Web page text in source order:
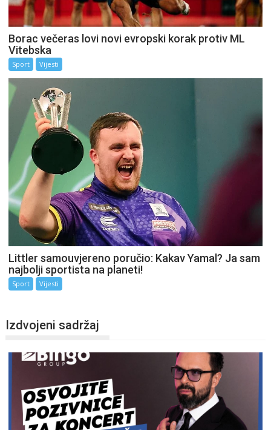
Borac večeras lovi novi evropski korak protiv ML
Vitebska
Sport Vijesti
Littler samouvjereno poručio: Kakav Yamal? Ja sam
najbolji sportista na planeti!
Sport Vijesti
Izdvojeni sadržaj